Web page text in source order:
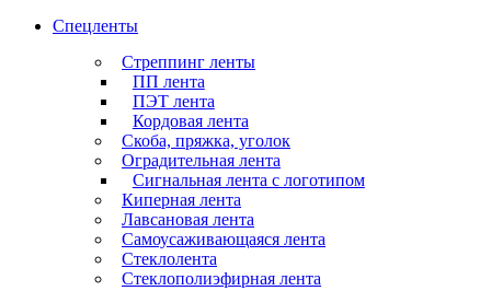
Спецленты
Стреппинг ленты
ПП лента
ПЭТ лента
Кордовая лента
Скоба, пряжка, уголок
Оградительная лента
Сигнальная лента с логотипом
Киперная лента
Лавсановая лента
Самоусаживающаяся лента
Стеклолента
Стеклополиэфирная лента